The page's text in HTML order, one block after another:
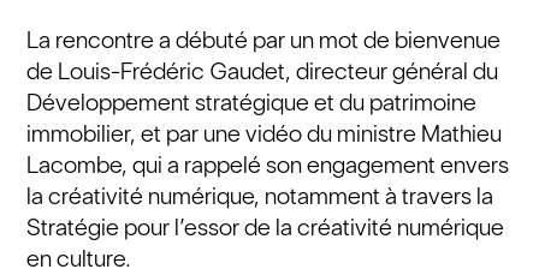
La rencontre a débuté par un mot de bienvenue
de Louis-Frédéric Gaudet, directeur général du
Développement stratégique et du patrimoine
immobilier, et par une vidéo du ministre Mathieu
Lacombe, qui a rappelé son engagement envers
la créativité numérique, notamment à travers la
Stratégie pour l’essor de la créativité numérique
en culture.